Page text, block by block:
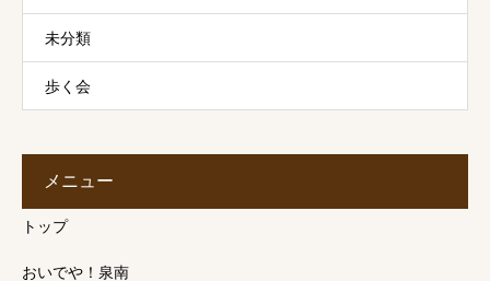
未分類
歩く会
メニュー
トップ
おいでや！泉南